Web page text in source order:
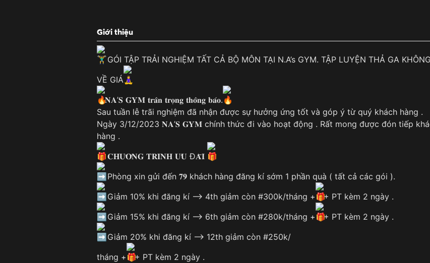
Giới thiệu
GÓI TẬP TRẢI NGHIỆM TẤT CẢ BỘ MÔN TẠI N.A’s GYM. TẬP LUYỆN THẢ GA
VỀ GIÁ
𝐍𝐀’𝐒 𝐆𝐘𝐌 𝐭𝐫𝐚̂𝐧 𝐭𝐫𝐨̣𝐧𝐠 𝐭𝐡𝐨̂𝐧𝐠 𝐛𝐚́𝐨.
Sau tuần lễ trãi nghiệm đã nhận được sự hưởng ứng tốt và góp ý từ quý khách hàng .
Ngày 3/12/2023 𝐍𝐀’𝐒 𝐆𝐘𝐌 chính thức đi vào hoạt động . Rất mong được đón tiếp
hàng .
𝐂𝐇𝐔̛𝐎̛𝐍𝐆 𝐓𝐑𝐈̀𝐍𝐇 𝐔̛𝐔 Đ𝐀̃𝐈
Phòng xin gửi đến 𝟕𝟗 khách hàng đăng kí sớm 1 phần quà ( tất cả các gói ).
Giảm 10% khi đăng kí —> 4th giảm còn #300k/tháng +
+ PT kèm 2 ngày .
Giảm 15% khi đăng kí —> 6th giảm còn #280k/tháng +
+ PT kèm 2 ngày .
Giảm 20% khi đăng kí —> 12th giảm còn #250k/
tháng +
+ PT kèm 2 ngày .